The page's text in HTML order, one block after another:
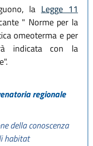
la Legge 11
" Norme per la
omeoterma e per
indicata con la
regionale
della conoscenza
habitat